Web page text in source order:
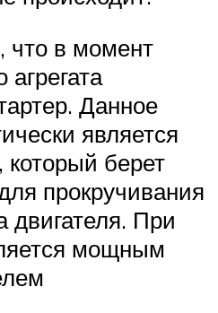
что в момент
агрегата
Данное
является
который берет
прокручивания
двигателя. При
мощным